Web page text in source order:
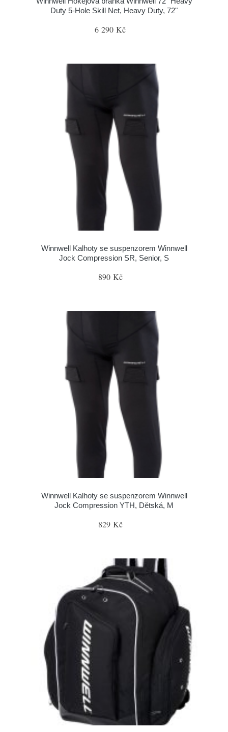
Duty 5-Hole Skill Net, Heavy Duty, 72"
6 290 Kč
Winnwell Kalhoty se suspenzorem Winnwell
Jock Compression SR, Senior, S
890 Kč
Winnwell Kalhoty se suspenzorem Winnwell
Jock Compression YTH, Dětská, M
829 Kč